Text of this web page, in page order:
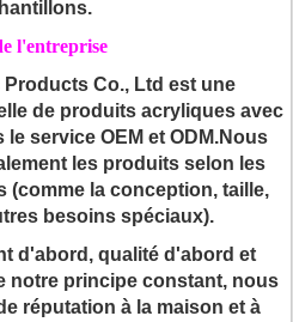
l'entreprise
Co., Ltd est une
de produits acryliques avec
service OEM et ODM.Nous
les produits selon les
(comme la conception, taille,
besoins spéciaux).
d'abord, qualité d'abord et
notre principe constant, nous
réputation à la maison et à